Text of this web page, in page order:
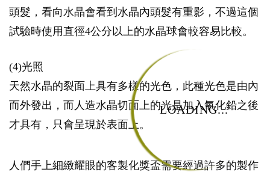
LOADING...
頭髮，看向水晶會看到水晶內頭髮有重影，不過這個
試驗時使用直徑4公分以上的水晶球會較容易比較。
(4)光照
天然水晶的裂面上具有多樣的光色，此種光色是由內
而外發出，而人造水晶切面上的光是加入氧化鉛之後
才具有，只會呈現於表面上。
人們手上細緻耀眼的客製化獎盃需要經過許多的製作